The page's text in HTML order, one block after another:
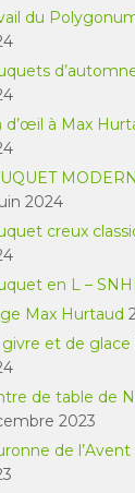
du
d’œil à Max
2024
creux
en L –
Max Hurtaud
givre et de glace
de table de
2023
de l’Avent